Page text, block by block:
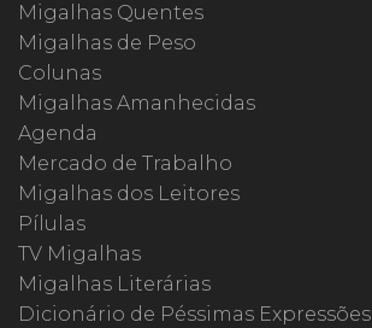
Migalhas Quentes
Migalhas de Peso
Colunas
Migalhas Amanhecidas
Agenda
Mercado de Trabalho
Migalhas dos Leitores
Pílulas
TV Migalhas
Migalhas Literárias
Dicionário de Péssimas Expressões